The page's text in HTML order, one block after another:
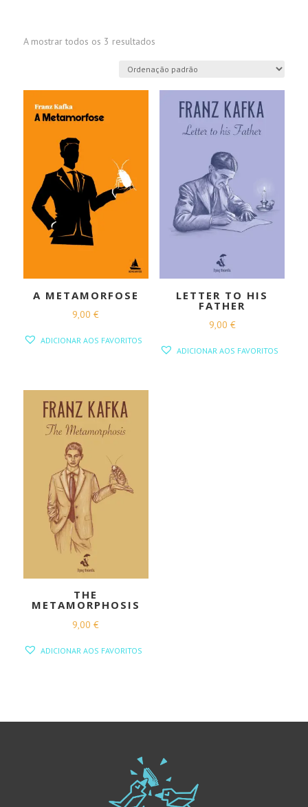
A mostrar todos os 3 resultados
A METAMORFOSE
9,00€
ADICIONAR AOS FAVORITOS
LETTER TO HIS
FATHER
9,00 €
ADICIONAR AOS FAVORITOS
THE
METAMORPHOSIS
9,00€
ADICIONAR AOS FAVORITOS